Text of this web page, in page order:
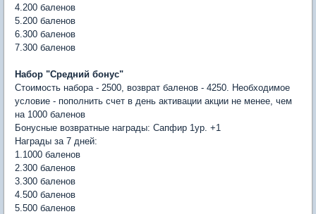
4.200 баленов
5.200 баленов
6.300 баленов
7.300 баленов
Набор "Средний бонус"
Стоимость набора - 2500, возврат баленов - 4250. Необходимое
условие - пополнить счет в день активации акции не менее, чем
на 1000 баленов
Бонусные возвратные награды: Сапфир 1ур. +1
Награды за 7 дней:
1.1000 баленов
2.300 баленов
3.300 баленов
4.500 баленов
5.500 баленов